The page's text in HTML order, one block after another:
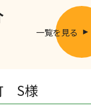
一覧を見る